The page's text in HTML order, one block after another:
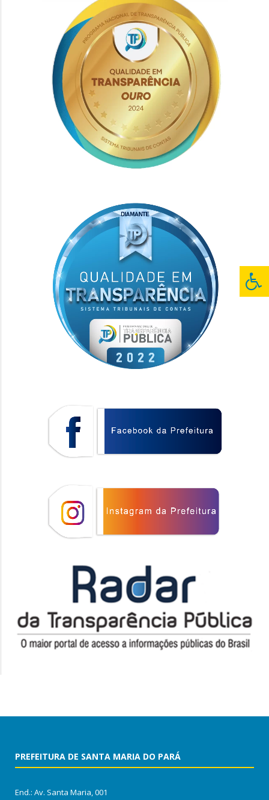
PREFEITURA DE SANTA MARIA DO PARÁ
End.: Av. Santa Maria, 001